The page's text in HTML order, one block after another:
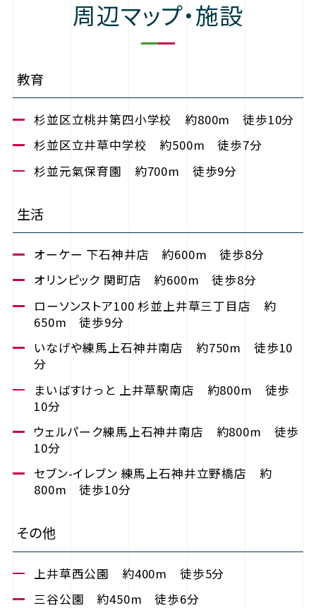
周辺マップ・施設
教育
杉並区立桃井第四小学校 約800m 徒歩10分
杉並区立井草中学校 約500m 徒歩7分
杉並元氣保育園 約700m 徒歩9分
生活
オーケー 下石神井店 約600m 徒歩8分
オリンピック 関町店 約600m 徒歩8分
ローソンストア100 杉並上井草三丁目店 約
650m 徒歩9分
いなげや練馬上石神井南店 約750m 徒歩10
分
まいばすけっと 上井草駅南店 約800m 徒歩
10分
ウェルパーク練馬上石神井南店 約800m 徒歩
10分
セブン-イレブン 練馬上石神井立野橋店 約
800m 徒歩10分
その他
上井草西公園 約400m 徒歩5分
三谷公園 約450m 徒歩6分